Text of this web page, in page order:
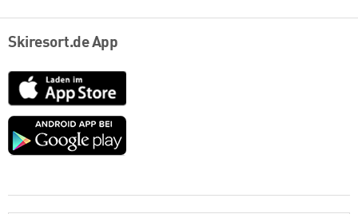
Skiresort.de App
App
Store
Google